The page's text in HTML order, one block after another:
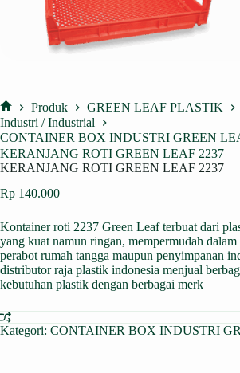
Home
Produk
GREEN LEAF PLASTIK
Industri / Industrial
CONTAINER BOX INDUSTRI GREEN
KERANJANG ROTI GREEN LEAF 2237
KERANJANG ROTI GREEN LEAF 2237
Rp 140.000
Kontainer roti 2237 Green Leaf terbuat dari
yang kuat namun ringan, mempermudah
perabot rumah tangga maupun penyimpanan
distributor raja plastik indonesia menjual
kebutuhan plastik dengan berbagai merk
Kategori: CONTAINER BOX INDUSTRI